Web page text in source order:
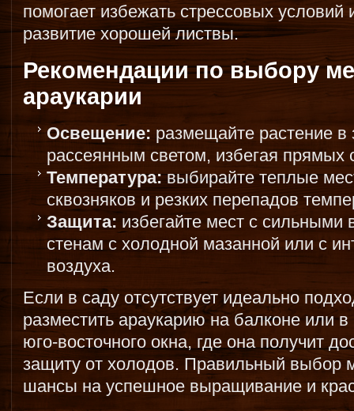
помогает избежать стрессовых условий
развитие хорошей листвы.
Рекомендации по выбору
араукарии
Освещение: размещайте растение
рассеянным светом, избегая прямых
Температура:выбирайте теплые
сквозняков и резких перепадов
Защита: избегайте мест с сильными
стенам с холодной мазанной или с
воздуха.
Если в саду отсутствует идеально
разместить араукарию на балконе или
юго-восточного окна, где она получит
защиту от холодов. Правильный выбор
шансы на успешное выращивание и